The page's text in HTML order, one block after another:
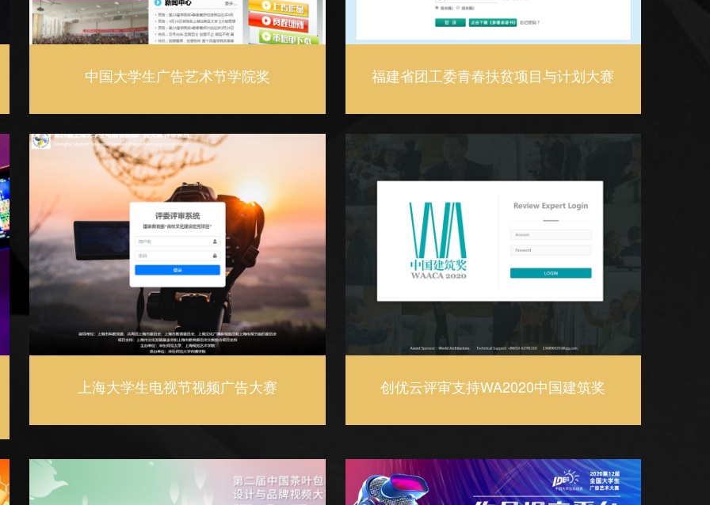
中国大学生广告艺术节学院奖 福建省团工委青春扶贫项目与计划大赛
上海大学生电视节视频广告大赛 创优云评审支持WA2020中国建筑奖